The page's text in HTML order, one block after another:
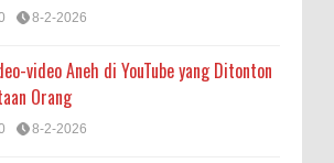
8-2-2026
video Aneh di YouTube yang Ditonton
Orang
8-2-2026